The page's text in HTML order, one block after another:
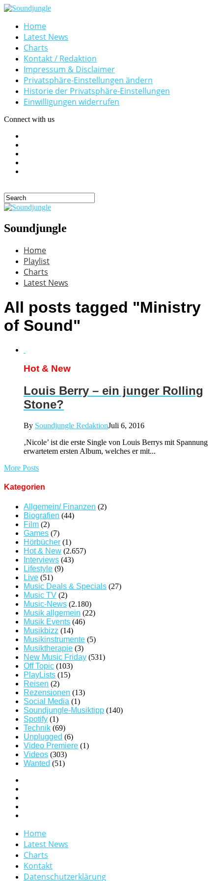
Home
Latest News
Charts
Kontakt / Redaktion
Impressum & Disclaimer
Privatsphäre-Einstellungen ändern
Historie der Privatsphäre-Einstellungen
Einwilligungen widerrufen
Connect with us
Soundjungle
Home
Playlist
Charts
Latest News
All posts tagged "Ministry
of Sound"
Hot & New
Louis Berry – ein junger Rolling
Stone?
By Soundjungle RedaktionJuli 6, 2016
‚Nicole’ ist die erste Single von Louis Berrys mit Spannung
erwartetem ersten Album, welches er mit...
More Posts
Kategorien
Allgemein/ Finanzen (2)
Biografien (44)
Film (2)
Games (7)
Hörbücher (1)
Hot & New (2.657)
Interviews (43)
Lifestyle (9)
Live (51)
Music Deals & Specials (27)
Music TV (2)
Music-News (2.180)
Musik allgemein (22)
Musik Events (46)
Musikbizz (14)
Musikinstrumente (5)
Musiktherapie (3)
New Music Friday (531)
Off Topic (103)
PlayLists (15)
Reisen (2)
Rezensionen (13)
Social Media (1)
Soundjungle-Musiktipp (140)
Spotify (1)
Technik (69)
Unplugged (6)
Video Premiere (1)
Videos (303)
Wanted (51)
Home
Latest News
Charts
Kontakt
Datenschutzerklärung